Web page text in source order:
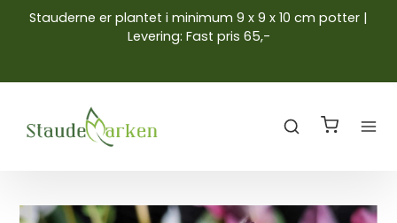
Stauderne er plantet i minimum 9 x 9 x 10 cm potter |
Levering: Fast pris 65,-